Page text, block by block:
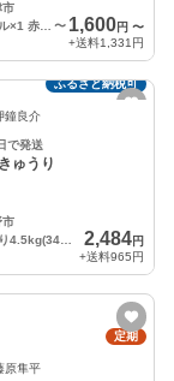
市
きゅうりビール×1 赤柚子×1 青柚子×1
〜 1,600円 〜
+送料1,331円
ふるさと納税可
鐘良介
で発送
ゅうり
市
朝採りきゅうり4.5kg(34〜38本)
2,484円
+送料965円
定期
原隼平